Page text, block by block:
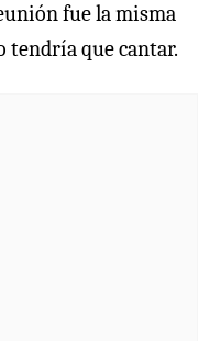
fue la misma
tendría que cantar.